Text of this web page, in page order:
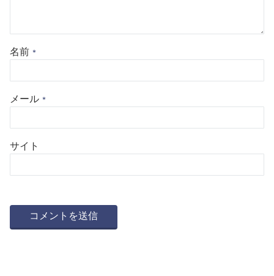
名前 *
メール *
サイト